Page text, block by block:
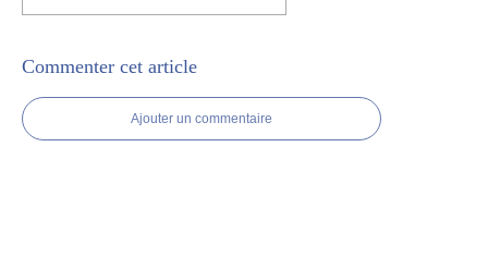
Commenter cet article
Ajouter un commentaire